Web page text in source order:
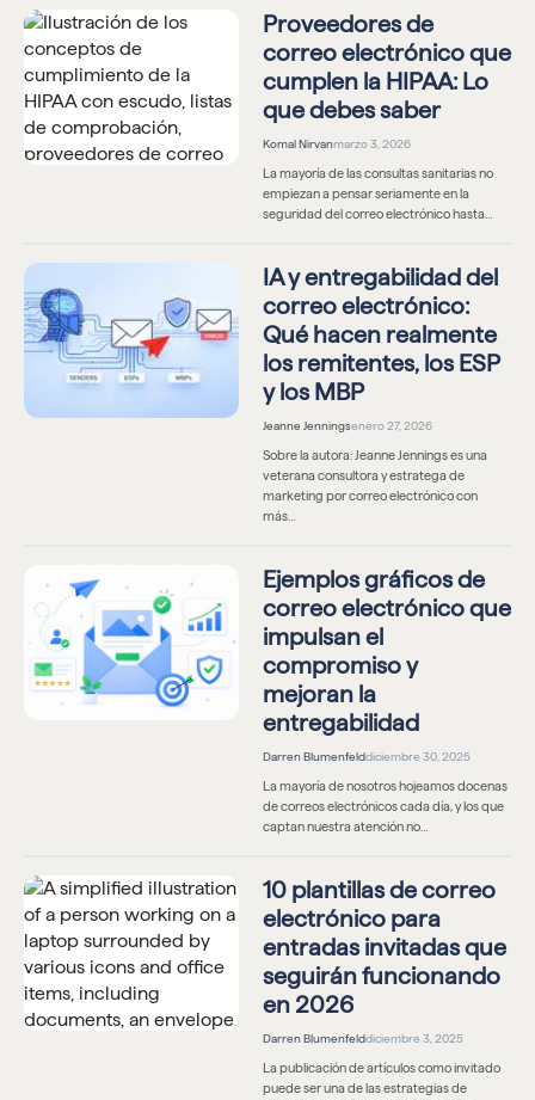
Proveedores de
correo electrónico que
cumplen la HIPAA: Lo
que debes saber
Komal Nirvanmarzo 3, 2026
La mayoría de las consultas sanitarias no
empiezan a pensar seriamente en la
seguridad del correo electrónico hasta…
IA y entregabilidad del
correo electrónico:
Qué hacen realmente
los remitentes, los ESP
y los MBP
Jeanne Jenningsenero 27, 2026
Sobre la autora: Jeanne Jennings es una
veterana consultora y estratega de
marketing por correo electrónico con
más…
Ejemplos gráficos de
correo electrónico que
impulsan el
compromiso y
mejoran la
entregabilidad
Darren Blumenfelddiciembre 30, 2025
La mayoría de nosotros hojeamos docenas
de correos electrónicos cada día, y los que
captan nuestra atención no…
10 plantillas de correo
electrónico para
entradas invitadas que
seguirán funcionando
en 2026
Darren Blumenfelddiciembre 3, 2025
La publicación de artículos como invitado
puede ser una de las estrategias de